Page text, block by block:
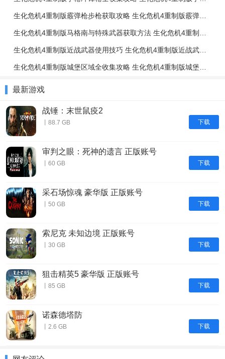
最新游戏
下载
战锤：末世鼠疫2
丨88.7 GB
下载
审判之眼：死神的遗言 正版账号
丨60 GB
下载
采石场惊魂 豪华版 正版账号
丨50 GB
下载
索尼克 未知边境 正版账号
丨30 GB
下载
狙击精英5 豪华版 正版账号
丨85 GB
下载
诺森德塔防
丨2.6 GB